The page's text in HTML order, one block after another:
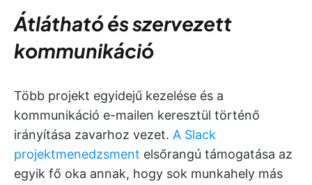
Átlátható és szervezett
kommunikáció
Több projekt egyidejű kezelése és a
kommunikáció e-mailen keresztül történő
irányítása zavarhoz vezet. A Slack
projektmenedzsment elsőrangú támogatása az
egyik fő oka annak, hogy sok munkahely más